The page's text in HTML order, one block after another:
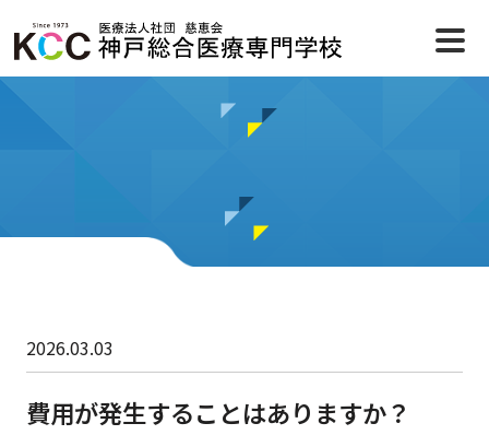
2026.03.03
費用が発生することはありますか？